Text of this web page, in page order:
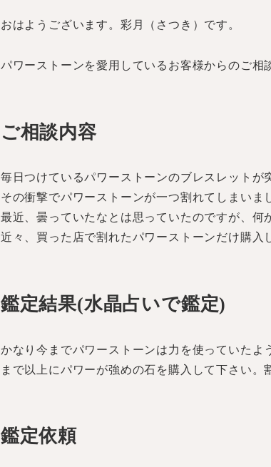
おはようございます。彩月（さつき）です。
パワーストーンを愛用しているお客様からのご相
ご相談内容
毎日つけているパワーストーンのブレスレットが
その衝撃でパワーストーンが一つ割れてしまいま
最近、曇っていたなとは思っていたのですが、何
近々、買った店で割れたパワーストーンだけ購入
鑑定結果(水晶占いで鑑定)
かなり今までパワーストーンは力を使っていた
まで以上にパワーが強めの石を購入して下さい
鑑定依頼